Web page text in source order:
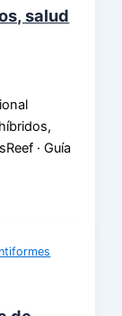
salud
· Guía